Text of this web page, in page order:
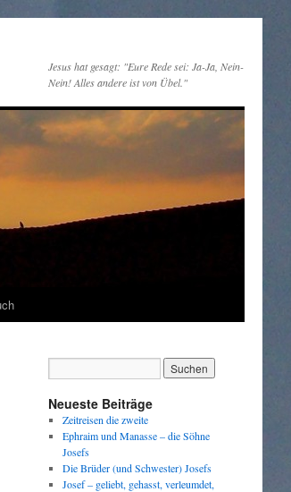
Jesus hat gesagt: "Eure Rede sei: Ja-Ja, Nein-
Nein! Alles andere ist von Übel."
Neueste Beiträge
Zeitreisen die zweite
Ephraim und Manasse – die Söhne
Josefs
Die Brüder (und Schwester) Josefs
Josef – geliebt, gehasst, verleumdet,